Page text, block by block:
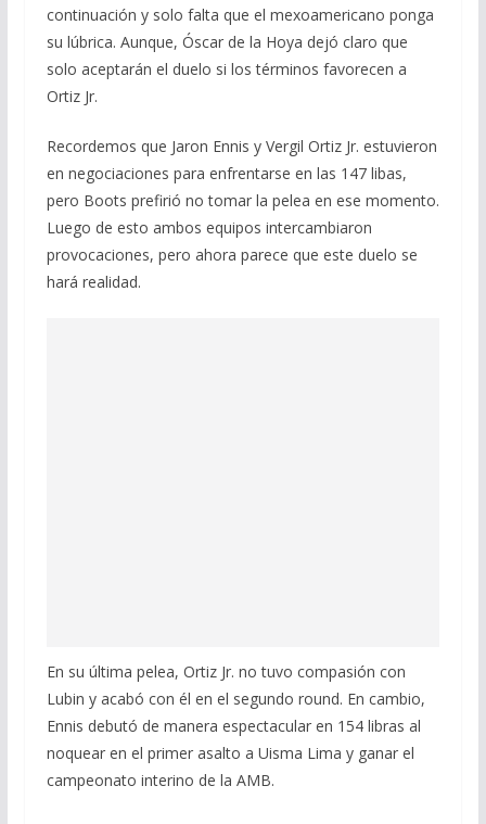
continuación y solo falta que el mexoamericano ponga
su lúbrica. Aunque, Óscar de la Hoya dejó claro que
solo aceptarán el duelo si los términos favorecen a
Ortiz Jr.
Recordemos que Jaron Ennis y Vergil Ortiz Jr. estuvieron
en negociaciones para enfrentarse en las 147 libas,
pero Boots prefirió no tomar la pelea en ese momento.
Luego de esto ambos equipos intercambiaron
provocaciones, pero ahora parece que este duelo se
hará realidad.
En su última pelea, Ortiz Jr. no tuvo compasión con
Lubin y acabó con él en el segundo round. En cambio,
Ennis debutó de manera espectacular en 154 libras al
noquear en el primer asalto a Uisma Lima y ganar el
campeonato interino de la AMB.